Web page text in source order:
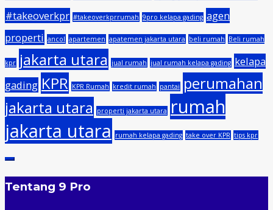
#takeoverkpr #takeoverkprrumah 9pro kelapa gading agen
properti ancol apartemen apatemen jakarta utara beli rumah Beli rumah
kpr jakarta utara jual rumah jual rumah kelapa gading kelapa
gading KPR KPR Rumah kredit rumah pantai
perumahan
jakarta utara
properti jakarta utara
rumah
jakarta utara
rumah kelapa gading take over KPR tips kpr
Tentang 9 Pro